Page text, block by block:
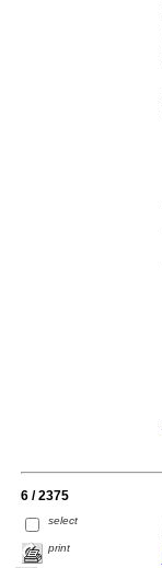
6 / 2375
select
print